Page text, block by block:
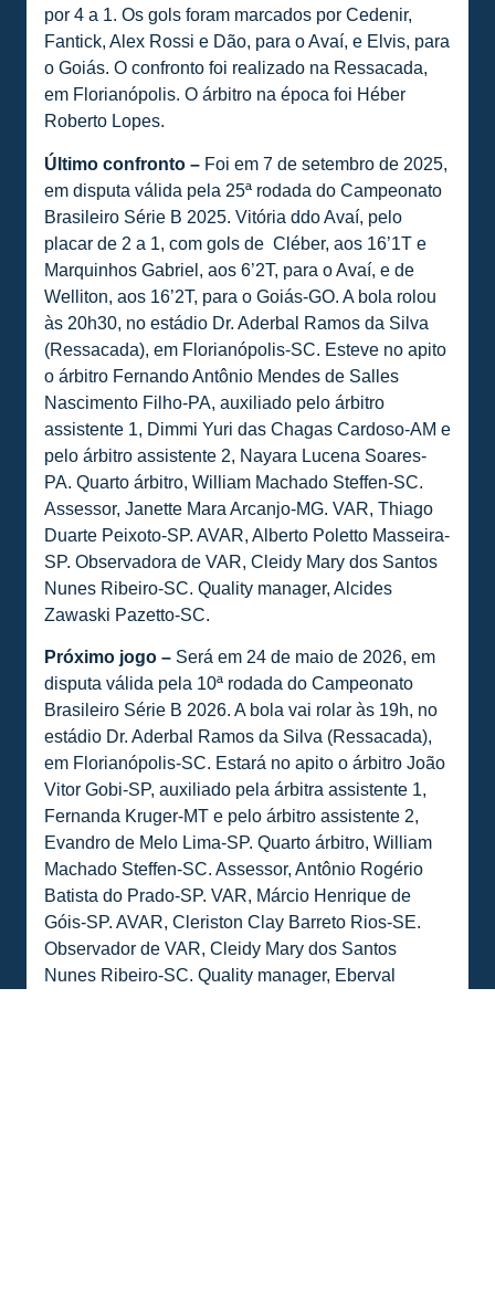
por 4 a 1. Os gols foram marcados por Cedenir,
Fantick, Alex Rossi e Dão, para o Avaí, e Elvis, para
o Goiás. O confronto foi realizado na Ressacada,
em Florianópolis. O árbitro na época foi Héber
Roberto Lopes.
Último confronto – Foi em 7 de setembro de 2025,
em disputa válida pela 25ª rodada do Campeonato
Brasileiro Série B 2025. Vitória ddo Avaí, pelo
placar de 2 a 1, com gols de Cléber, aos 16’1T e
Marquinhos Gabriel, aos 6’2T, para o Avaí, e de
Welliton, aos 16’2T, para o Goiás-GO. A bola rolou
às 20h30, no estádio Dr. Aderbal Ramos da Silva
(Ressacada), em Florianópolis-SC. Esteve no apito
o árbitro Fernando Antônio Mendes de Salles
Nascimento Filho-PA, auxiliado pelo árbitro
assistente 1, Dimmi Yuri das Chagas Cardoso-AM e
pelo árbitro assistente 2, Nayara Lucena Soares-
PA. Quarto árbitro, William Machado Steffen-SC.
Assessor, Janette Mara Arcanjo-MG. VAR, Thiago
Duarte Peixoto-SP. AVAR, Alberto Poletto Masseira-
SP. Observadora de VAR, Cleidy Mary dos Santos
Nunes Ribeiro-SC. Quality manager, Alcides
Zawaski Pazetto-SC.
Próximo jogo – Será em 24 de maio de 2026, em
disputa válida pela 10ª rodada do Campeonato
Brasileiro Série B 2026. A bola vai rolar às 19h, no
estádio Dr. Aderbal Ramos da Silva (Ressacada),
em Florianópolis-SC. Estará no apito o árbitro João
Vitor Gobi-SP, auxiliado pela árbitra assistente 1,
Fernanda Kruger-MT e pelo árbitro assistente 2,
Evandro de Melo Lima-SP. Quarto árbitro, William
Machado Steffen-SC. Assessor, Antônio Rogério
Batista do Prado-SP. VAR, Márcio Henrique de
Góis-SP. AVAR, Cleriston Clay Barreto Rios-SE.
Observador de VAR, Cleidy Mary dos Santos
Nunes Ribeiro-SC. Quality manager, Eberval